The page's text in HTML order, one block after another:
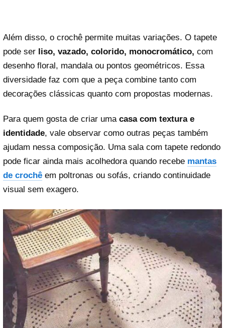
Além disso, o crochê permite muitas variações. O tapete
pode ser liso, vazado, colorido, monocromático, com
desenho floral, mandala ou pontos geométricos. Essa
diversidade faz com que a peça combine tanto com
decorações clássicas quanto com propostas modernas.
Para quem gosta de criar uma casa com textura e
identidade, vale observar como outras peças também
ajudam nessa composição. Uma sala com tapete redondo
pode ficar ainda mais acolhedora quando recebe mantas
de crochê em poltronas ou sofás, criando continuidade
visual sem exagero.